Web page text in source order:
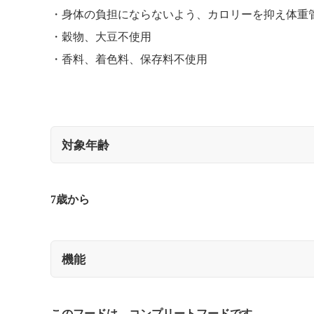
身体の負担にならないよう、カロリーを抑え体重
穀物、大豆不使用
香料、着色料、保存料不使用
対象年齢
7歳から
機能